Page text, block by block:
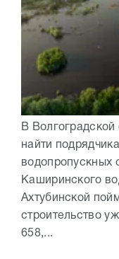
В
найти
водопропускных
Каширинского
Ахтубинской
строительство
658,...